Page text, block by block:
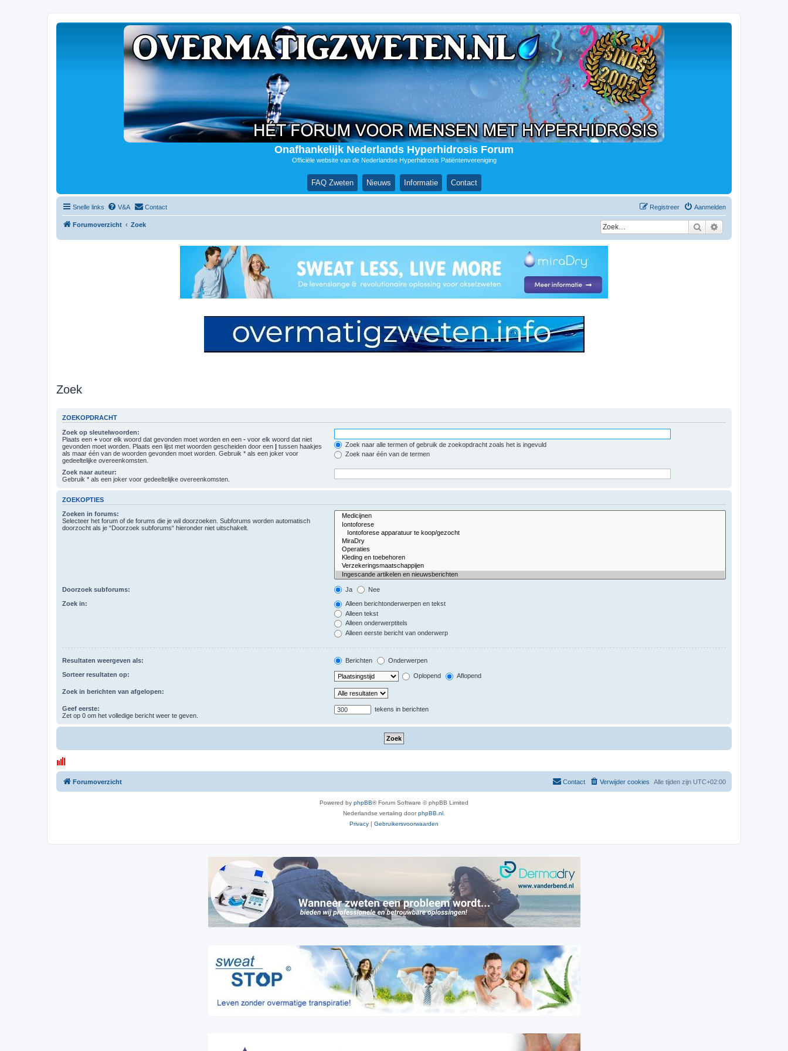
Onafhankelijk Nederlands Hyperhidrosis Forum
Officiële website van de Nederlandse Hyperhidrosis Patiëntenvereniging
FAQ Zweten Nieuws Informatie Contact
Snelle links V&A Contact Aanmelden
Registreer
Forumoverzicht Zoek Zoek
Zoek
ZOEKOPDRACHT
Zoek op sleutelwoorden:
Plaats een + voor elk woord dat gevonden moet worden en een - voor elk woord dat niet
gevonden moet worden. Plaats een lijst met woorden gescheiden door een | tussen haakjes
als maar één van de woorden gevonden moet worden. Gebruik * als een joker voor
gedeeltelijke overeenkomsten.
Zoek naar alle termen of gebruik de zoekopdracht zoals het is ingevuld
Zoek naar één van de termen
Zoek naar auteur:
Gebruik * als een joker voor gedeeltelijke overeenkomsten.
ZOEKOPTIES
Zoeken in forums:
Selecteer het forum of de forums die je wil doorzoeken. Subforums worden automatisch
doorzocht als je “Doorzoek subforums“ hieronder niet uitschakelt.
Doorzoek subforums: Ja Nee
Zoek in:
Alleen berichtonderwerpen en tekst
Alleen tekst
Alleen onderwerptitels
Alleen eerste bericht van onderwerp
Resultaten weergeven als: Berichten Onderwerpen
Sorteer resultaten op: Oplopend Aflopend
Zoek in berichten van afgelopen:
Geef eerste:
Zet op 0 om het volledige bericht weer te geven.
tekens in berichten
Forumoverzicht Alle tijden zijn UTC+02:00
Verwijder cookies
Contact
Powered by phpBB® Forum Software © phpBB Limited
Nederlandse vertaling doorphpBB.nl
Privacy | Gebruikersvoorwaarden